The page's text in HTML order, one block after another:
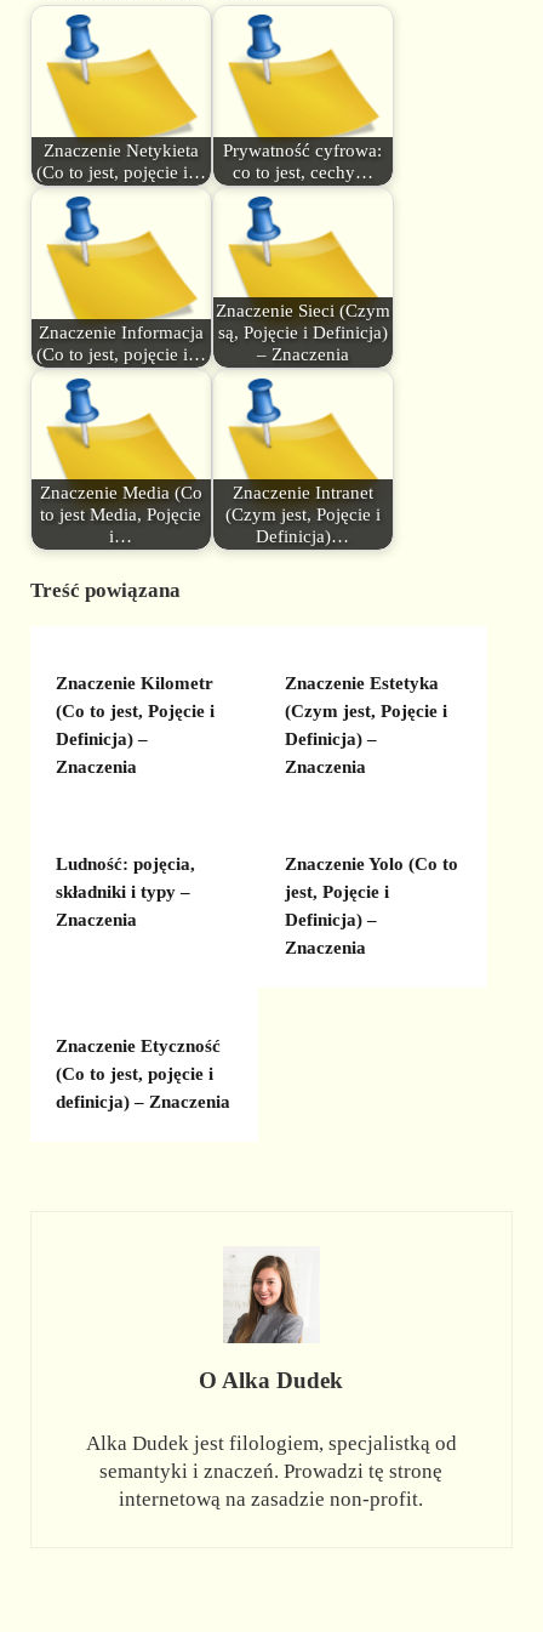
Znaczenie Netykieta
(Co to jest, pojęcie i…
Prywatność cyfrowa:
co to jest, cechy…
Znaczenie Informacja
(Co to jest, pojęcie i…
Znaczenie Sieci (Czym
są, Pojęcie i Definicja)
– Znaczenia
Znaczenie Media (Co
to jest Media, Pojęcie
i…
Znaczenie Intranet
(Czym jest, Pojęcie i
Definicja)…
Treść powiązana
Znaczenie Kilometr
(Co to jest, Pojęcie i
Definicja) –
Znaczenia
Znaczenie Estetyka
(Czym jest, Pojęcie i
Definicja) –
Znaczenia
Ludność: pojęcia,
składniki i typy –
Znaczenia
Znaczenie Yolo (Co to
jest, Pojęcie i
Definicja) –
Znaczenia
Znaczenie Etyczność
(Co to jest, pojęcie i
definicja) – Znaczenia
O Alka Dudek
Alka Dudek jest filologiem, specjalistką od
semantyki i znaczeń. Prowadzi tę stronę
internetową na zasadzie non-profit.